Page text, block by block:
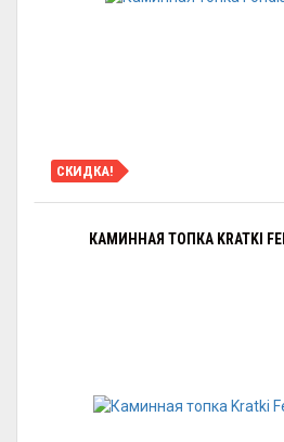
СКИДКА!
КАМИННАЯ ТОПКА KRATKI